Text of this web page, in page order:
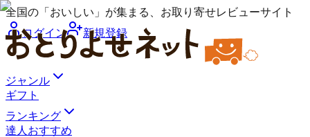
全国の「おいしい」が集まる、お取り寄せレビューサイト
ログイン
新規登録
ジャンル
ギフト
ランキング
達人おすすめ